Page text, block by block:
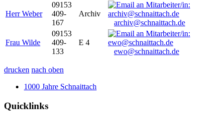
Herr Weber
09153
409-
167
Archiv
archiv@schnaittach.de
Frau Wilde
09153
409-
133
E 4
ewo@schnaittach.de
drucken nach oben
1000 Jahre Schnaittach
Quicklinks